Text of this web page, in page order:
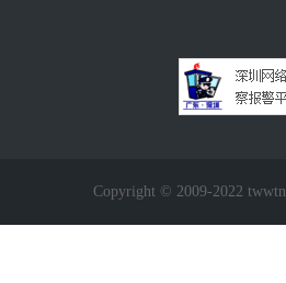
Copyright © 2009-2022